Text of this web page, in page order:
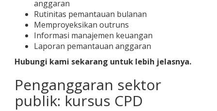
anggaran
Rutinitas pemantauan bulanan
Memproyeksikan outruns
Informasi manajemen keuangan
Laporan pemantauan anggaran
Hubungi kami sekarang untuk lebih jelasnya.
Penganggaran sektor
publik: kursus CPD